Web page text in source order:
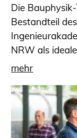
Die
Bestandteil
NRW als
mehr